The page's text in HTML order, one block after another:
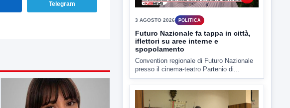
Telegram
3 AGOSTO 2026 POLITICA
Futuro Nazionale fa tappa in città,
iflettori su aree interne e
spopolamento
Convention regionale di Futuro Nazionale
presso il cinema-teatro Partenio di...